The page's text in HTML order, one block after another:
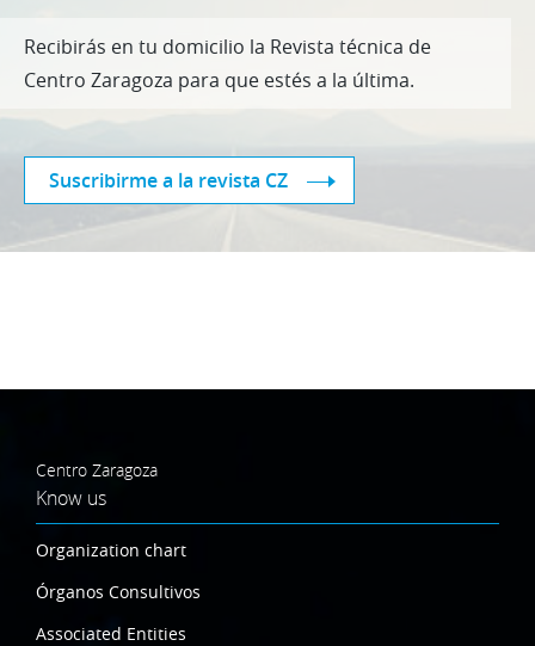
Recibirás en tu domicilio la Revista técnica de
Centro Zaragoza para que estés a la última.
Suscribirme a la revista CZ
Centro Zaragoza
Know us
Organization chart
Órganos Consultivos
Associated Entities